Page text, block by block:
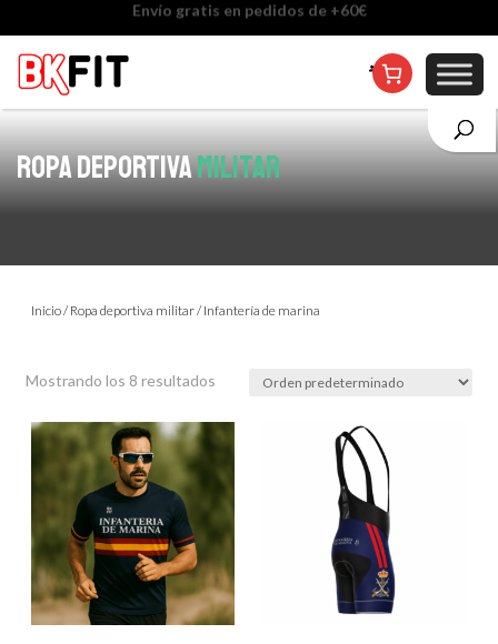
Cambio de talla incluido, excepto en personalizados
ROPA DEPORTIVAMILITAR
Inicio/ Ropa deportiva militar/ Infantería de marina
Mostrando los 8 resultados